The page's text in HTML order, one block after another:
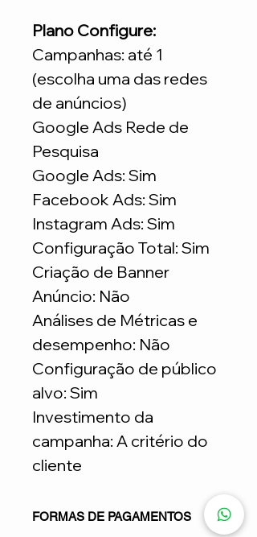
Plano Configure:
Campanhas: até 1
(escolha uma das redes
de anúncios)
Google Ads Rede de
Pesquisa
Google Ads: Sim
Facebook Ads: Sim
Instagram Ads: Sim
Configuração Total: Sim
Criação de Banner
Anúncio: Não
Análises de Métricas e
desempenho: Não
Configuração de público
alvo: Sim
Investimento da
campanha: A critério do
cliente
FORMAS DE PAGAMENTOS